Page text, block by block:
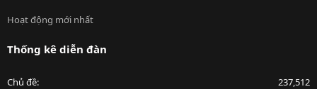
Hoạt động mới nhất
Thống kê diễn đàn
Chủ đề 237,512